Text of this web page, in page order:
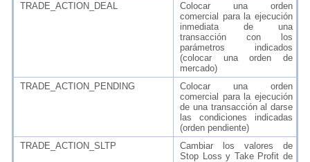
TRADE_ACTION_DEAL
Colocar una orden
comercial para la ejecución
inmediata de una
transacción con los
parámetros indicados
(colocar una orden de
mercado)
TRADE_ACTION_PENDING
Colocar una orden
comercial para la ejecución
de una transacción al darse
las condiciones indicadas
(orden pendiente)
TRADE_ACTION_SLTP
Cambiar los valores de
Stop Loss y Take Profit de